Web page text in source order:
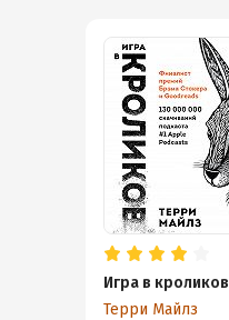
Игра в кроликов
Терри Майлз